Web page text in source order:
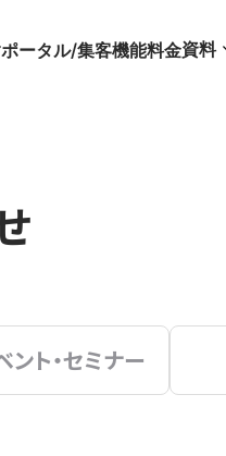
ポータル/集客機能料金資料
ント・セミナー